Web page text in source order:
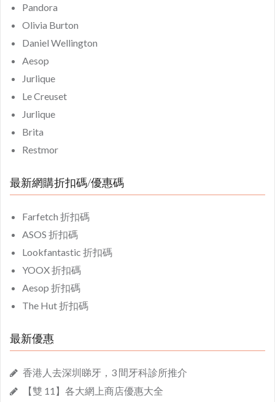
Pandora
Olivia Burton
Daniel Wellington
Aesop
Jurlique
Le Creuset
Jurlique
Brita
Restmor
最新網購折扣碼/優惠碼
Farfetch 折扣碼
ASOS 折扣碼
Lookfantastic 折扣碼
YOOX 折扣碼
Aesop 折扣碼
The Hut 折扣碼
最新優惠
香港人去深圳睇牙，3 間牙科診所推介
【雙 11】各大網上商店優惠大全